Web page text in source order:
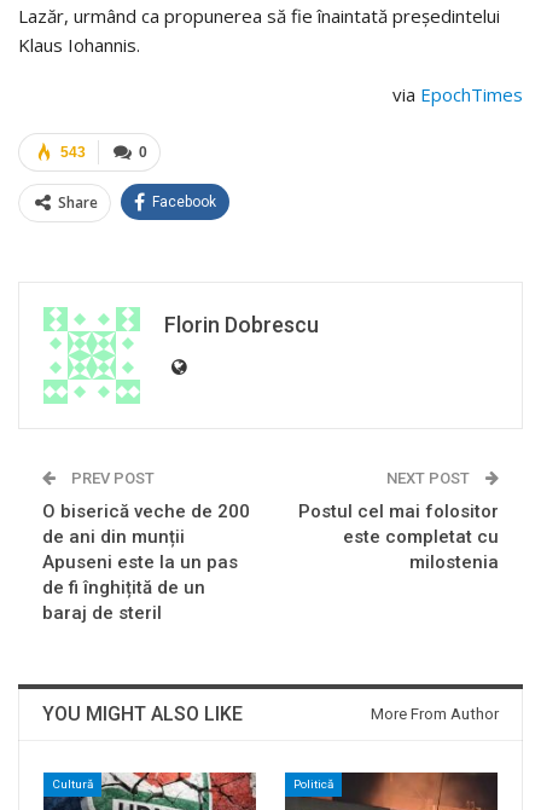
Lazăr, urmând ca propunerea să fie înaintată preşedintelui
Klaus Iohannis.
via EpochTimes
0
543
Share Facebook
Florin Dobrescu
PREV POST
O biserică veche de 200
de ani din munții
Apuseni este la un pas
de fi înghițită de un
baraj de steril
NEXT POST
Postul cel mai folositor
este completat cu
milostenia
YOU MIGHT ALSO LIKE More From Author
Cultură Politică